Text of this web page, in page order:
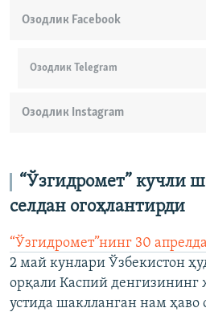
Озодлик Telegram
Озодлик Instagram
Озодлик Facebook
“Ўзгидромет” кучли
селдан огоҳлантирди
“Ўзгидромет”нинг 30
2 май кунлари Ўзбекистон
орқали Каспий
устида шаклланган нам